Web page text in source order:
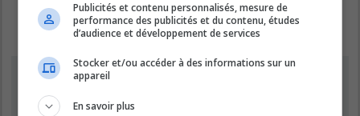
Information
Vous ne pouvez pas effectuer de recherche pour le moment car le
Publicités et contenu personnalisés, mesure de
performance des publicités et du contenu, études
d’audience et développement de services
Stocker et/ou accéder à des informations sur un
appareil
En savoir plus